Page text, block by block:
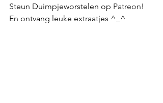
Steun Duimpjeworstelen op Patreon!
En ontvang leuke extraatjes ^_^